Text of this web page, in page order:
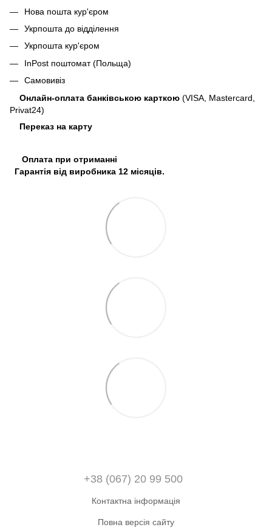
Нова пошта кур'єром
Укрпошта до відділення
Укрпошта кур'єром
InPost поштомат (Польща)
Самовивіз
Онлайн-оплата банківською карткою (VISA, Mastercard,
Privat24)
Переказ на карту
Оплата при отриманні
Гарантія від виробника 12 місяців.
+38 (067) 20 99 500
Контактна інформація
Повна версія сайту